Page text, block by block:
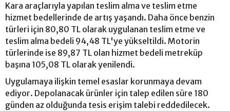
Kara araçlarıyla yapılan teslim alma ve teslim etme
hizmet bedellerinde de artış yaşandı. Daha önce benzin
türleri için 80,80 TL olarak uygulanan teslim etme ve
teslim alma bedeli 94,48 TL'ye yükseltildi. Motorin
türlerinde ise 89,87 TL olan hizmet bedeli metreküp
başına 105,08 TL olarak yenilendi.
Uygulamaya ilişkin temel esaslar korunmaya devam
ediyor. Depolanacak ürünler için talep edilen süre 180
günden az olduğunda tesis erişim talebi reddedilecek.